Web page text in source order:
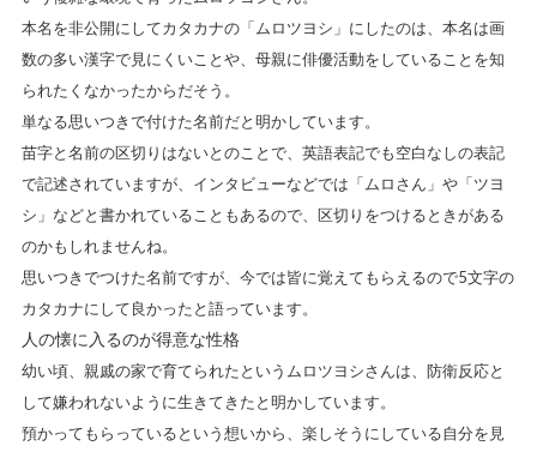
本名を非公開にしてカタカナの「ムロツヨシ」にしたのは、本名は画
数の多い漢字で見にくいことや、母親に俳優活動をしていることを知
られたくなかったからだそう。
単なる思いつきで付けた名前だと明かしています。
苗字と名前の区切りはないとのことで、英語表記でも空白なしの表記
で記述されていますが、インタビューなどでは「ムロさん」や「ツヨ
シ」などと書かれていることもあるので、区切りをつけるときがある
のかもしれませんね。
思いつきでつけた名前ですが、今では皆に覚えてもらえるので5文字の
カタカナにして良かったと語っています。
人の懐に入るのが得意な性格
幼い頃、親戚の家で育てられたというムロツヨシさんは、防衛反応と
して嫌われないように生きてきたと明かしています。
預かってもらっているという想いから、楽しそうにしている自分を見